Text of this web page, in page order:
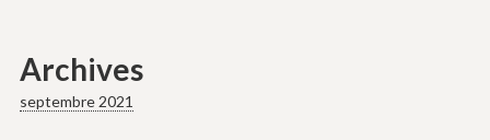
Archives
septembre 2021